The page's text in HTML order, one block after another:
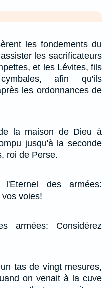
les fondements du
les sacrificateurs
et les Lévites, fils
afin qu'ils
les ordonnances de
la maison de Dieu à
jusqu'à la seconde
roi de Perse.
l'Eternel des armées:
voies!
armées: Considérez
tas de vingt mesures,
on venait à la cuve